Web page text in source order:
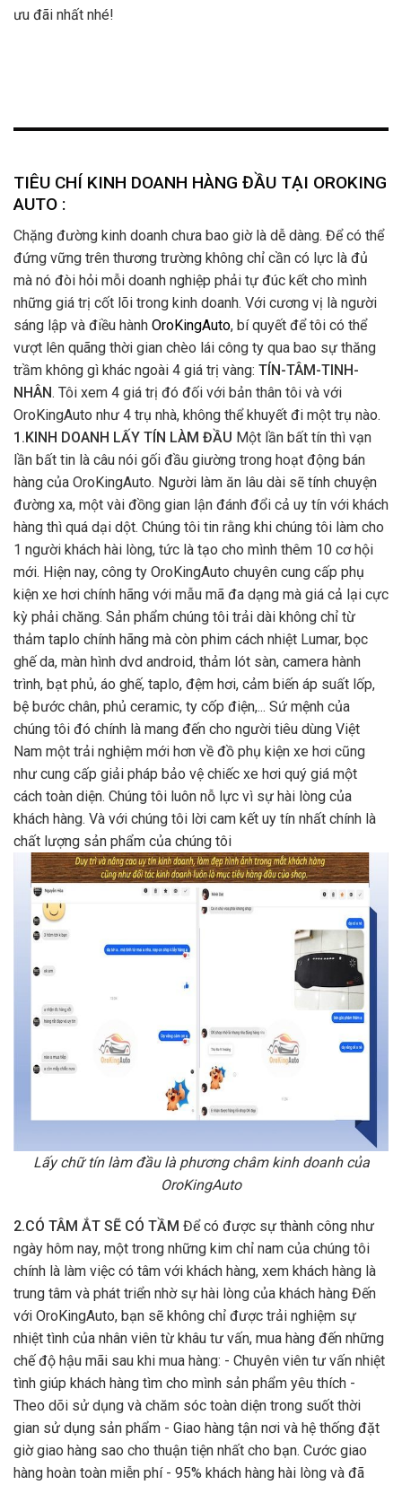
ưu đãi nhất nhé!
TIÊU CHÍ KINH DOANH HÀNG ĐẦU TẠI OROKING
AUTO :
Chặng đường kinh doanh chưa bao giờ là dễ dàng. Để có thể
đứng vững trên thương trường không chỉ cần có lực là đủ
mà nó đòi hỏi mỗi doanh nghiệp phải tự đúc kết cho mình
những giá trị cốt lõi trong kinh doanh. Với cương vị là người
sáng lập và điều hành OroKingAuto, bí quyết để tôi có thể
vượt lên quãng thời gian chèo lái công ty qua bao sự thăng
trầm không gì khác ngoài 4 giá trị vàng: TÍN-TÂM-TINH-
NHÂN. Tôi xem 4 giá trị đó đối với bản thân tôi và với
OroKingAuto như 4 trụ nhà, không thể khuyết đi một trụ nào.
1.KINH DOANH LẤY TÍN LÀM ĐẦU Một lần bất tín thì vạn
lần bất tin là câu nói gối đầu giường trong hoạt động bán
hàng của OroKingAuto. Người làm ăn lâu dài sẽ tính chuyện
đường xa, một vài đồng gian lận đánh đổi cả uy tín với khách
hàng thì quá dại dột. Chúng tôi tin rằng khi chúng tôi làm cho
1 người khách hài lòng, tức là tạo cho mình thêm 10 cơ hội
mới. Hiện nay, công ty OroKingAuto chuyên cung cấp phụ
kiện xe hơi chính hãng với mẫu mã đa dạng mà giá cả lại cực
kỳ phải chăng. Sản phẩm chúng tôi trải dài không chỉ từ
thảm taplo chính hãng mà còn phim cách nhiệt Lumar, bọc
ghế da, màn hình dvd android, thảm lót sàn, camera hành
trình, bạt phủ, áo ghế, taplo, đệm hơi, cảm biến áp suất lốp,
bệ bước chân, phủ ceramic, ty cốp điện,... Sứ mệnh của
chúng tôi đó chính là mang đến cho người tiêu dùng Việt
Nam một trải nghiệm mới hơn về đồ phụ kiện xe hơi cũng
như cung cấp giải pháp bảo vệ chiếc xe hơi quý giá một
cách toàn diện. Chúng tôi luôn nỗ lực vì sự hài lòng của
khách hàng. Và với chúng tôi lời cam kết uy tín nhất chính là
chất lượng sản phẩm của chúng tôi
Lấy chữ tín làm đầu là phương châm kinh doanh của
OroKingAuto
2.CÓ TÂM ẮT SẼ CÓ TẦM Để có được sự thành công như
ngày hôm nay, một trong những kim chỉ nam của chúng tôi
chính là làm việc có tâm với khách hàng, xem khách hàng là
trung tâm và phát triển nhờ sự hài lòng của khách hàng Đến
với OroKingAuto, bạn sẽ không chỉ được trải nghiệm sự
nhiệt tình của nhân viên từ khâu tư vấn, mua hàng đến những
chế độ hậu mãi sau khi mua hàng: - Chuyên viên tư vấn nhiệt
tình giúp khách hàng tìm cho mình sản phẩm yêu thích -
Theo dõi sử dụng và chăm sóc toàn diện trong suốt thời
gian sử dụng sản phẩm - Giao hàng tận nơi và hệ thống đặt
giờ giao hàng sao cho thuận tiện nhất cho bạn. Cước giao
hàng hoàn toàn miễn phí - 95% khách hàng hài lòng và đã